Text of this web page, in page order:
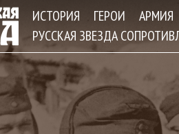
ИСТОРИЯ ГЕРОИ
АРМИЯ
РУССКАЯ ЗВЕЗДА